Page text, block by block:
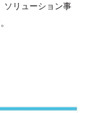
ソリューション事